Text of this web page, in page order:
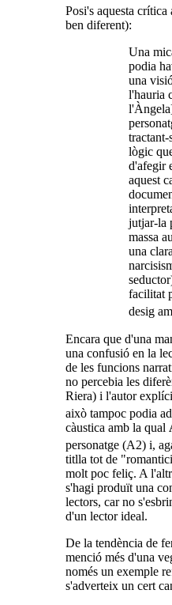
Posi's aquesta
ben diferent):
Una
podia
una
l'hauria
tractant-
lògic
d'afegir
aquest
jutjar-la
massa
una
facilitat
desig
Encara que d'una
una confusió en la
de les funcions
no percebia les
Riera) i l'autor
això tampoc podia
càustica amb la qual
personatge (A2) i,
titlla tot de
molt poc feliç. A
s'hagi produït una
lectors, car no
d'un lector ideal.
De la tendència de
menció més d'una
només un exemple
s'adverteix un cert